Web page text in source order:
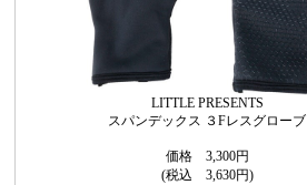
LITTLE PRESENTS
スパンデックス ３Fレスグローブ
価格 3,300円
(税込 3,630円)